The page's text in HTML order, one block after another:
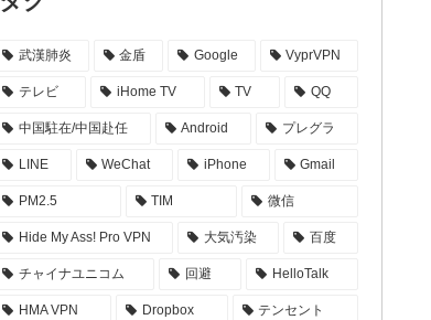
武漢肺炎 金盾 Google VyprVPN
テレビ iHome TV TV QQ
中国駐在/中国赴任 Android プレグラ
LINE WeChat iPhone Gmail
PM2.5 TIM 微信
Hide My Ass! Pro VPN 大気汚染 百度
チャイナユニコム 回避 HelloTalk
HMA VPN Dropbox テンセント